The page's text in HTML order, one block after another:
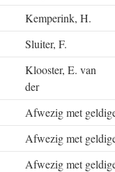
Kemperink, H.
Sluiter, F.
Klooster, E. van
der
Afwezig met
Afwezig met
Afwezig met